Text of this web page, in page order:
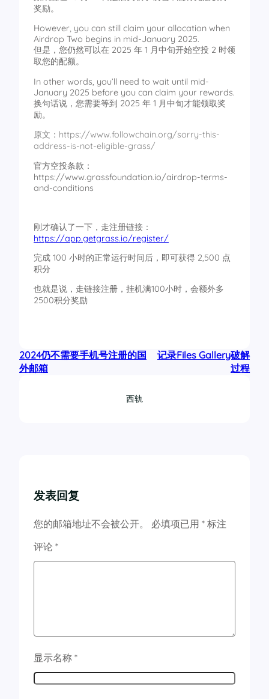
奖励。
However, you can still claim your allocation when
Airdrop Two begins in mid-January 2025.
但是，您仍然可以在 2025 年 1 月中旬开始空投 2 时领
取您的配额。
In other words, you’ll need to wait until mid-
January 2025 before you can claim your rewards.
换句话说，您需要等到 2025 年 1 月中旬才能领取奖
励。
原文：https://www.followchain.org/sorry-this-
address-is-not-eligible-grass/
官方空投条款：
https://www.grassfoundation.io/airdrop-terms-
and-conditions
刚才确认了一下，走注册链接：
https://app.getgrass.io/register/
完成 100 小时的正常运行时间后，即可获得 2,500 点
积分
也就是说，走链接注册，挂机满100小时，会额外多
2500积分奖励
2024仍不需要手机号注册的国
外邮箱
记录Files Gallery破解
过程
西轨
发表回复
您的邮箱地址不会被公开。 必填项已用 * 标注
评论 *
显示名称 *